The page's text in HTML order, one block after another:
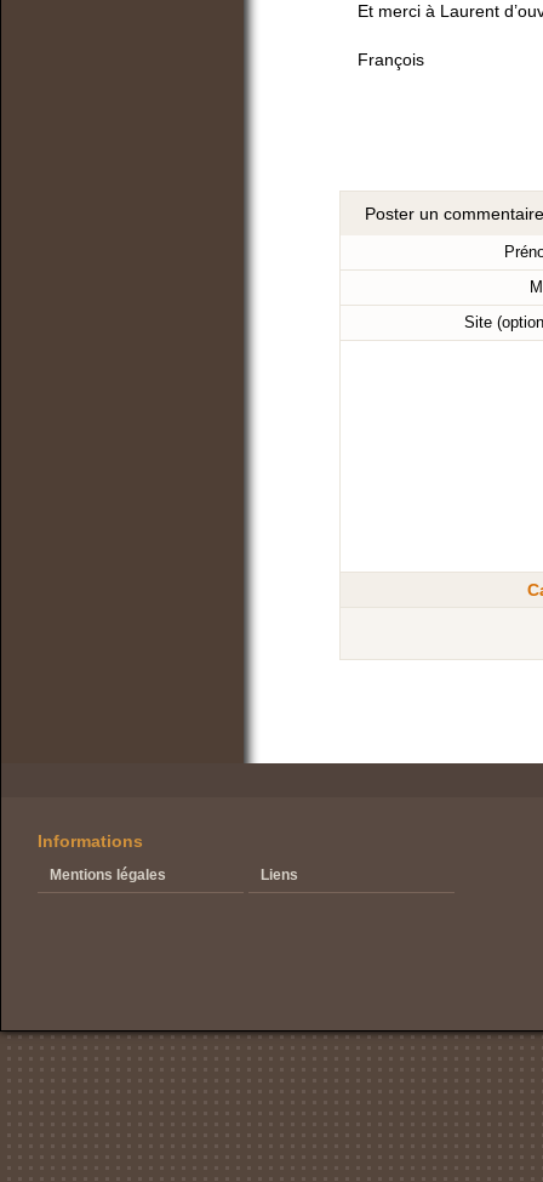
Et merci à Laurent
François
Poster un commentaire
Site
Informations
Mentions légales Liens